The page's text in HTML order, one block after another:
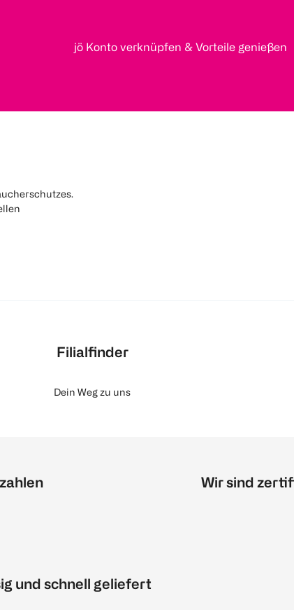
jö Konto verknüpfen & Vorteile genießen
Filialfinder
Dein Weg zu uns
und schnell geliefert
Wir sind